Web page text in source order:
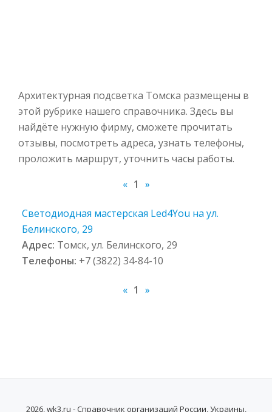
Архитектурная подсветка Томска размещены в
этой рубрике нашего справочника. Здесь вы
найдёте нужную фирму, сможете прочитать
отзывы, посмотреть адреса, узнать телефоны,
проложить маршрут, уточнить часы работы.
« 1 »
Светодиодная мастерская Led4You на ул.
Белинского, 29
Адрес: Томск, ул. Белинского, 29
Телефоны: +7 (3822) 34-84-10
« 1 »
2026, wk3.ru - Справочник организаций России, Украины,